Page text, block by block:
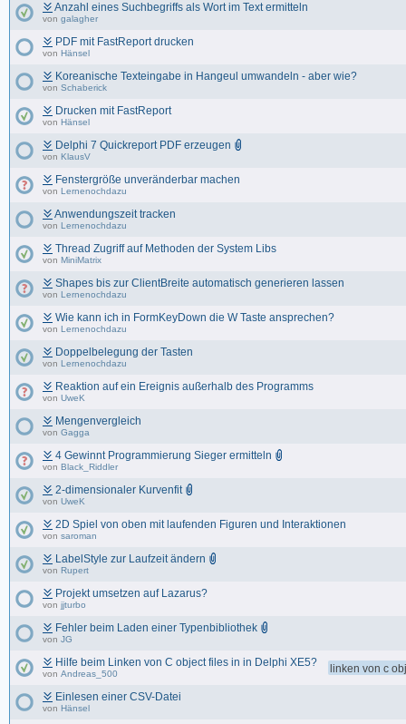
Anzahl eines Suchbegriffs als Wort im Text ermitteln
von galagher
PDF mit FastReport drucken
von Hänsel
Koreanische Texteingabe in Hangeul umwandeln - aber wie?
von Schaberick
Drucken mit FastReport
von Hänsel
Delphi 7 Quickreport PDF erzeugen
von KlausV
Fenstergröße unveränderbar machen
von Lernenochdazu
Anwendungszeit tracken
von Lernenochdazu
Thread Zugriff auf Methoden der System Libs
von MiniMatrix
Shapes bis zur ClientBreite automatisch generieren lassen
von Lernenochdazu
Wie kann ich in FormKeyDown die W Taste ansprechen?
von Lernenochdazu
Doppelbelegung der Tasten
von Lernenochdazu
Reaktion auf ein Ereignis außerhalb des Programms
von UweK
Mengenvergleich
von Gagga
4 Gewinnt Programmierung Sieger ermitteln
von Black_Riddler
2-dimensionaler Kurvenfit
von UweK
2D Spiel von oben mit laufenden Figuren und Interaktionen
von saroman
LabelStyle zur Laufzeit ändern
von Rupert
Projekt umsetzen auf Lazarus?
von jjturbo
Fehler beim Laden einer Typenbibliothek
von JG
linken von c
Hilfe beim Linken von C object files in in Delphi XE5?
von Andreas_500
Einlesen einer CSV-Datei
von Hänsel